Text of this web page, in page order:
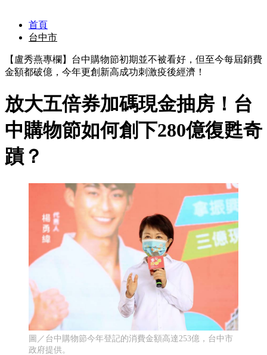
首頁
台中市
【盧秀燕專欄】台中購物節初期並不被看好，但至今每屆銷費
金額都破億，今年更創新高成功刺激疫後經濟！
放大五倍券加碼現金抽房！台
中購物節如何創下280億復甦奇
蹟？
圖／台中購物節今年登記的消費金額高達253億，台中市
政府提供。